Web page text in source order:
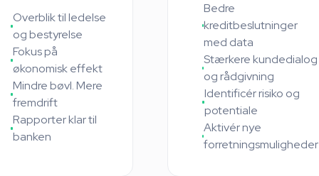
Overblik til ledelse
og bestyrelse
Fokus på
økonomisk effekt
Mindre bøvl. Mere
fremdrift
Rapporter klar til
banken
Bedre
kreditbeslutninger
med data
Stærkere kundedialog
og rådgivning
Identificér risiko og
potentiale
Aktivér nye
forretningsmuligheder